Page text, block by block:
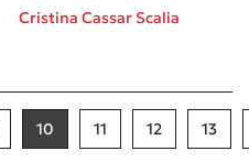
Cristina Cassar Scalia
10 11 12 13